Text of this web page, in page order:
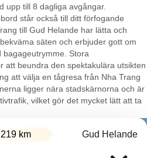
upp till 8 dagliga avgångar.
står också till ditt förfogande
till Gud Helande har lätta och
säten och erbjuder gott om
Stora
att beundra den spektakulära utsikten
att välja en tågresa från Nha Trang
ligger nära stadskärnorna och är
vilket gör det mycket lätt att ta
219 km Gud Helande